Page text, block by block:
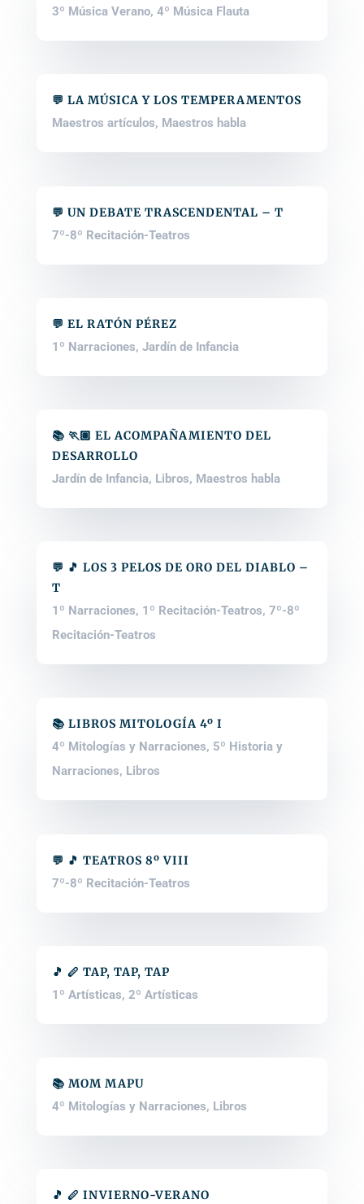
3º Música Verano, 4º Música Flauta
💬 LA MÚSICA Y LOS TEMPERAMENTOS
Maestros artículos, Maestros habla
💬 UN DEBATE TRASCENDENTAL – T
7º-8º Recitación-Teatros
💬 EL RATÓN PÉREZ
1º Narraciones, Jardín de Infancia
📚 🏃🏽 EL ACOMPAÑAMIENTO DEL
DESARROLLO
Jardín de Infancia, Libros, Maestros habla
💬 🎵 LOS 3 PELOS DE ORO DEL DIABLO –
T
1º Narraciones, 1º Recitación-Teatros, 7º-8º
Recitación-Teatros
📚 LIBROS MITOLOGÍA 4º I
4º Mitologías y Narraciones, 5º Historia y
Narraciones, Libros
💬 🎵 TEATROS 8º VIII
7º-8º Recitación-Teatros
🎵 🪈 TAP, TAP, TAP
1º Artísticas, 2º Artísticas
📚 MOM MAPU
4º Mitologías y Narraciones, Libros
🎵 🪈 INVIERNO-VERANO